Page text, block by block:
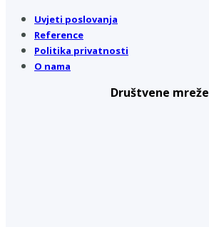
Uvjeti poslovanja
Reference
Politika privatnosti
O nama
Društvene mreže